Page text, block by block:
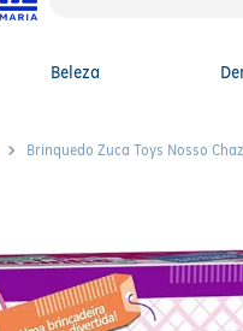
Beleza
Brinquedo Zuca Toys Nosso
fralda
fralda xg
shampoo
óleo capilar